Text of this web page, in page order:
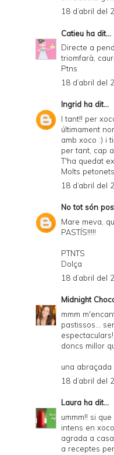
18 d’abril del
Catieu ha dit...
Directe a
triomfarà,
Ptns
18 d’abril del
Ingrid ha dit...
I tant!! per
últimament
amb xoco :) i
per tant, cap
T'ha quedat
Molts
18 d’abril del
No tot són
Mare meva,
PASTÍS!!!!!
PTNTS
Dolça
18 d’abril del
Midnight
mmm
pastissos...
doncs millor
una abraçada
18 d’abril del
Laura ha dit...
ummm!! si
intens en
agrada a
a receptes